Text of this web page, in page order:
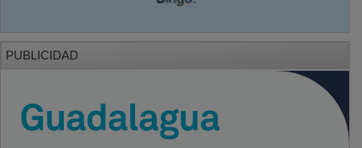
PUBLICIDAD